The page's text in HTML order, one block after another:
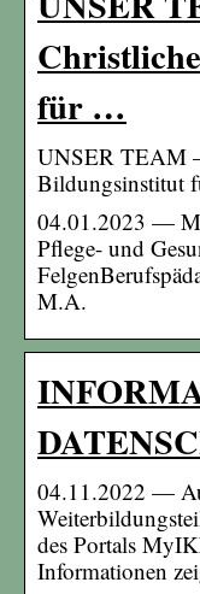
für …
UNSER TEAM
Bildungsinstitut
04.01.2023 —
Pflege- und
M.A.
04.11.2022 —
des Portals
Informationen